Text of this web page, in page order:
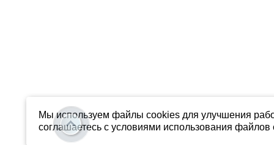
Мы используем файлы cookies для улучшения
соглашаетесь с условиями использования файлов